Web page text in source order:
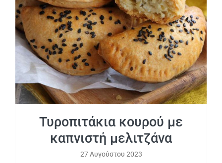
Τυροπιτάκια κουρού με καπνιστή
μελιτζάνα
Τυροπιτάκια κουρού με
καπνιστή μελιτζάνα
27 Αυγούστου 2023